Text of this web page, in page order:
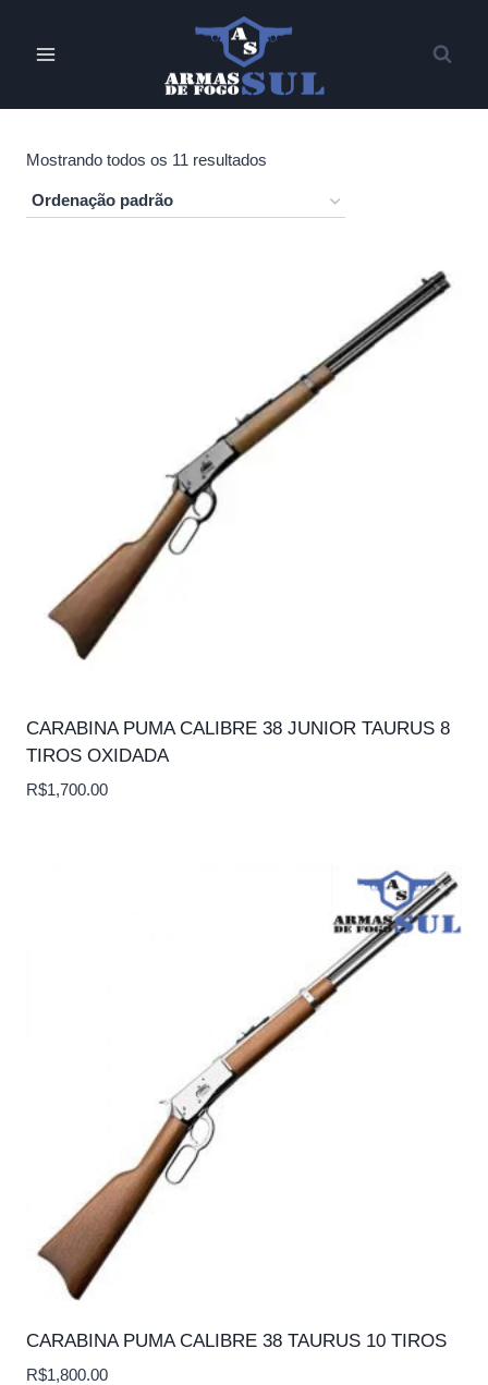
Mostrando todos os 11 resultados
CARABINA PUMA CALIBRE 38 JUNIOR TAURUS 8
TIROS OXIDADA
R$1,700.00
CARABINA PUMA CALIBRE 38 TAURUS 10 TIROS
R$1,800.00